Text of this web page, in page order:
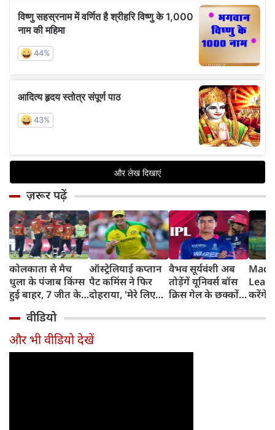
ज़रूर पढ़ें
कोलकाता से मैच
धुला के पंजाब किंग्स
हुई बाहर, 7 जीत के
ऑस्ट्रेलियाई कप्तान
पैट कमिंस ने फिर
दोहराया, 'मेरे लिए
वैभव सूर्यवंशी अब
तोड़ेंगें यूनिवर्स बॉस
क्रिस गेल के छक्कों
करेंगे
टीम में
वीडियो
और भी वीडियो देखें